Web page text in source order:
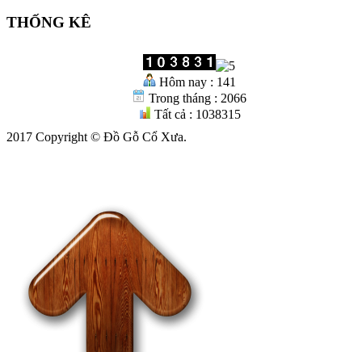
THỐNG KÊ
Hôm nay : 141
Trong tháng : 2066
Tất cả : 1038315
2017 Copyright © Đồ Gỗ Cổ Xưa.